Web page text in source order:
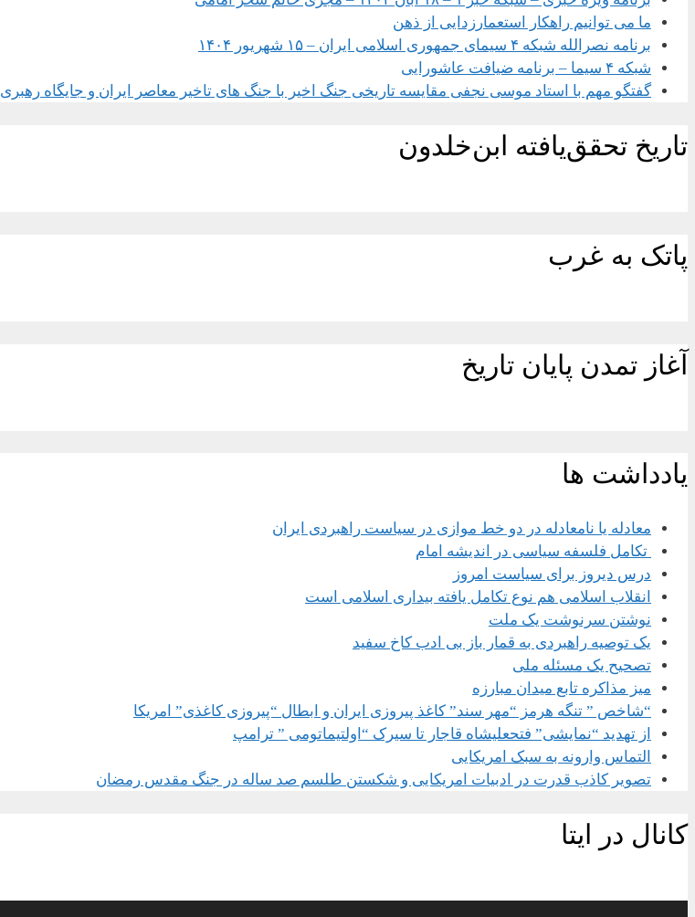
ما می توانیم راهکار استعمارزدایی از ذهن
برنامه نصرالله شبکه ۴ سیمای جمهوری اسلامی ایران – ۱۵ شهریور ۱۴۰۴
شبکه ۴ سیما – برنامه ضیافت عاشورایی
گفتگو مهم با استاد موسی نجفی مقایسه تاریخی جنگ اخیر با جنگ های تاخیر معاصر ایران و جایگاه رهبری
تاریخ تحقق‌یافته ابن‌خلدون
پاتک به غرب
آغاز تمدن پایان تاریخ
یادداشت ها
معادله یا نامعادله در دو خط موازی در سیاست راهبردی ایران
تکامل فلسفه سیاسی در اندیشه امام
درس دیروز برای سیاست امروز
انقلاب اسلامی هم نوع تکامل یافته بیداری اسلامی است
نوشتن سرنوشت یک ملت
یک توصیه راهبردی به قمار باز بی ادب کاخ سفید
تصحیح یک مسئله ملی
میز مذاکره تابع میدان مبارزه
“شاخص ” تنگه هرمز “مهر سند” کاغذ پیروزی ایران و ابطال “پیروزی کاغذی” امریکا
از تهدید “نمایشی” فتحعلیشاه قاجار تا سیرک “اولتیماتومی ” ترامپ
التماس وارونه به سبک امریکایی
تصویر کاذب قدرت در ادبیات امریکایی و شکستن طلسم صد ساله در جنگ مقدس رمضان
کانال در ایتا